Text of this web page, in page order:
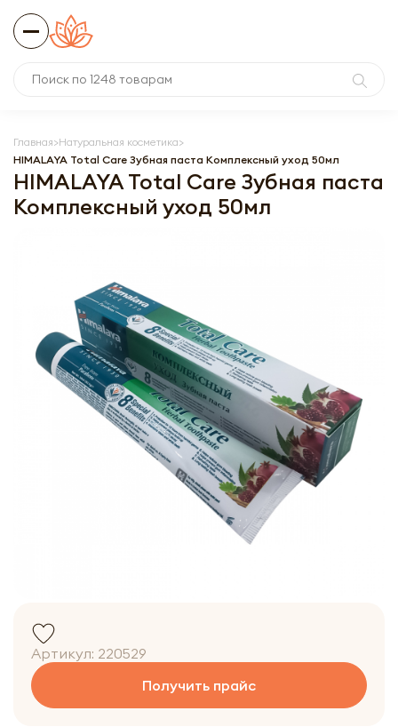
Главная Натуральная косметика
HIMALAYA Total Care Зубная паста Комплексный уход 50мл
HIMALAYA Total Care Зубная паста
Комплексный уход 50мл
Артикул: 220529
Получить прайс